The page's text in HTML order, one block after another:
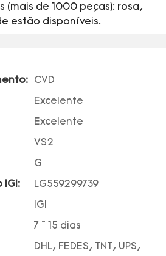
(mais de 1000 peças): rosa,
estão disponíveis.
CVD
Excelente
Excelente
VS2
G
IGI: LG559299739
IGI
7 ~ 15 dias
DHL, FEDES, TNT, UPS,